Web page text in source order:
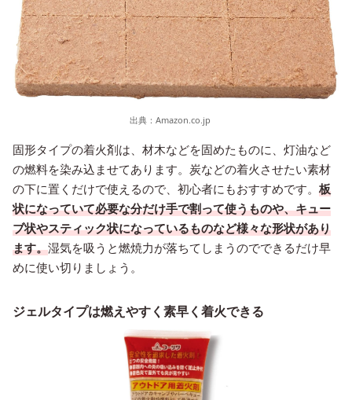
出典： Amazon.co.jp
固形タイプの着火剤は、材木などを固めたものに、灯油など
の燃料を染み込ませてあります。炭などの着火させたい素材
の下に置くだけで使えるので、初心者にもおすすめです。 板
状になっていて必要な分だけ手で割って使うものや、キュー
ブ状やスティック状になっているものなど様々な形状があり
ます。湿気を吸うと燃焼力が落ちてしまうのでできるだけ早
めに使い切りましょう。
ジェルタイプは燃えやすく素早く着火できる